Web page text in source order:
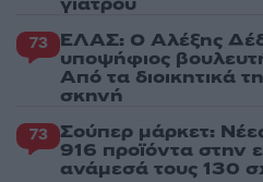
73 ΕΛΑΣ: Ο Αλέξης
υποψήφιος
Από τα διοικητικά
σκηνή
73 Σούπερ μάρκετ:
916 προϊόντα στην
ανάμεσά τους 130